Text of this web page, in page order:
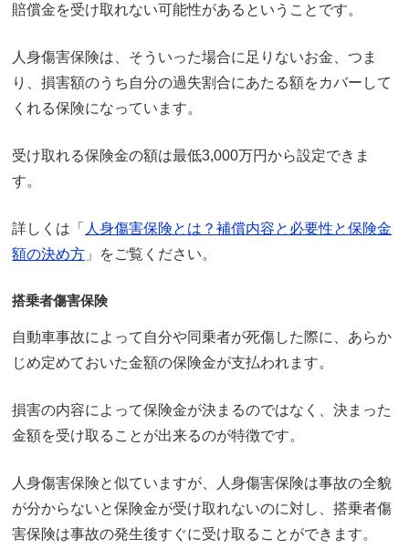
賠償金を受け取れない可能性があるということです。
人身傷害保険は、そういった場合に足りないお金、つま
り、損害額のうち自分の過失割合にあたる額をカバーして
くれる保険になっています。
受け取れる保険金の額は最低3,000万円から設定できま
す。
詳しくは「 人身傷害保険とは？補償内容と必要性と保険金
額の決め方 」をご覧ください。
搭乗者傷害保険
自動車事故によって自分や同乗者が死傷した際に、あらか
じめ定めておいた金額の保険金が支払われます。
損害の内容によって保険金が決まるのではなく、決まった
金額を受け取ることが出来るのが特徴です。
人身傷害保険と似ていますが、人身傷害保険は事故の全貌
が分からないと保険金が受け取れないのに対し、搭乗者傷
害保険は事故の発生後すぐに受け取ることができます。